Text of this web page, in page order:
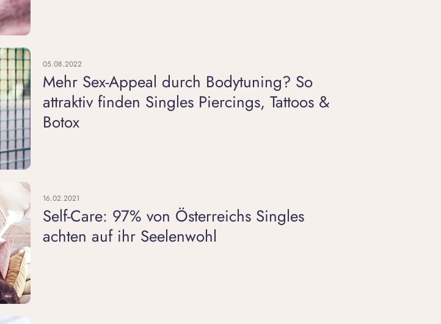
05.08.2022
Mehr Sex-Appeal durch Bodytuning? So
attraktiv finden Singles Piercings, Tattoos &
Botox
16.02.2021
Self-Care: 97% von Österreichs Singles
achten auf ihr Seelenwohl